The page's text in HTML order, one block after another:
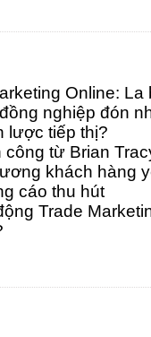
Online: La
nghiệp đón
lược tiếp thị?
từ Brian
khách hàng
cáo thu hút
Trade